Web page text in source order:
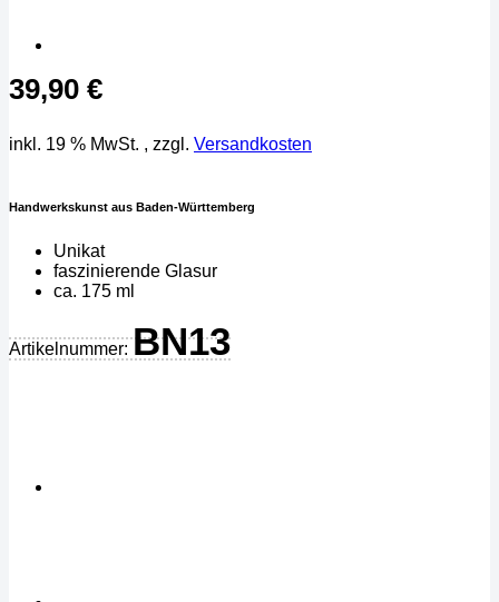
39,90 €
inkl. 19 % MwSt. , zzgl. Versandkosten
Handwerkskunst aus Baden-Württemberg
Unikat
faszinierende Glasur
ca. 175 ml
Artikelnummer: BN13